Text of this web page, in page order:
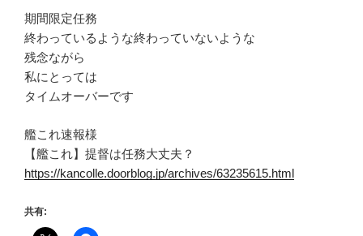
期間限定任務
終わっているような終わっていないような
残念ながら
私にとっては
タイムオーバーです
艦これ速報様
【艦これ】提督は任務大丈夫？
https://kancolle.doorblog.jp/archives/63235615.html
共有: